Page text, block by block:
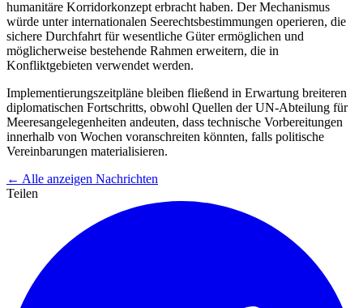
humanitäre Korridorkonzept erbracht haben. Der Mechanismus
würde unter internationalen Seerechtsbestimmungen operieren, die
sichere Durchfahrt für wesentliche Güter ermöglichen und
möglicherweise bestehende Rahmen erweitern, die in
Konfliktgebieten verwendet werden.
Implementierungszeitpläne bleiben fließend in Erwartung breiteren
diplomatischen Fortschritts, obwohl Quellen der UN-Abteilung für
Meeresangelegenheiten andeuten, dass technische Vorbereitungen
innerhalb von Wochen voranschreiten könnten, falls politische
Vereinbarungen materialisieren.
← Alle anzeigen Nachrichten
Teilen